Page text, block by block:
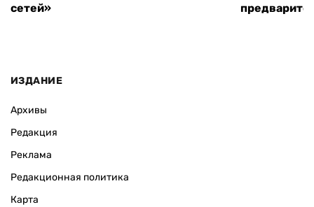
сетей»
ИЗДАНИЕ
Архивы
Редакция
Реклама
Редакционная политика
Карта